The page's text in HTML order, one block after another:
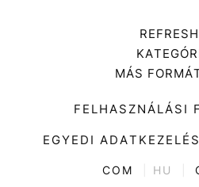
Zene
Divat
Kultúra
ENTR
MÁS
FELHASZNÁLÁSI
EGYEDI
COM HU